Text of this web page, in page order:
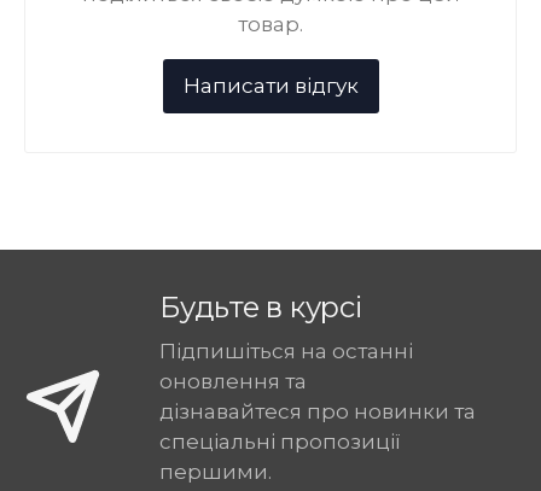
товар.
Будьте в курсі
Підпишіться на останні
оновлення та
дізнавайтеся про новинки та
спеціальні пропозиції
першими.